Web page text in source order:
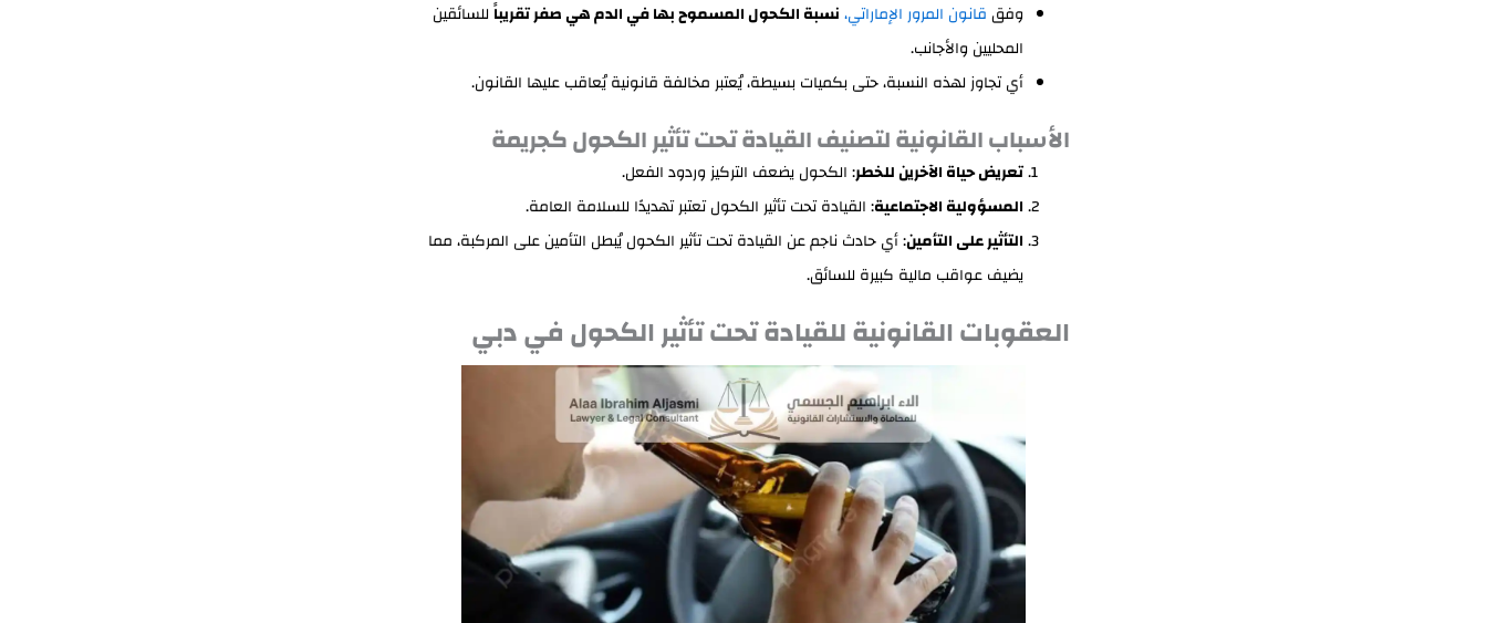
وفققانون المرور الإماراتي،نسبة الكحول المسموح بها في الدم هي صفر تقريباًللسائقين
المحليين والأجانب.
أي تجاوز لهذه النسبة، حتى بكميات بسيطة، يُعتبر مخالفة قانونية يُعاقب عليها القانون.
الأسباب القانونية لتصنيف القيادة تحت تأثير الكحول كجريمة
تعريض حياة الآخرين للخطر: الكحول يضعف التركيز وردود الفعل.
المسؤولية الاجتماعية: القيادة تحت تأثير الكحول تعتبر تهديدًا للسلامة العامة.
التأثير على التأمين: أي حادث ناجم عن القيادة تحت تأثير الكحول يُبطل التأمين على المركبة، مما
يضيف عواقب مالية كبيرة للسائق.
العقوبات القانونية للقيادة تحت تأثير الكحول في دبي